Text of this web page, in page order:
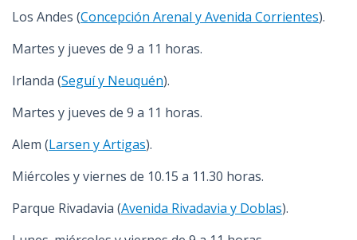
Los Andes (Concepción Arenal y Avenida Corrientes).
Martes y jueves de 9 a 11 horas.
Irlanda (Seguí y Neuquén).
Martes y jueves de 9 a 11 horas.
Alem (Larsen y Artigas).
Miércoles y viernes de 10.15 a 11.30 horas.
Parque Rivadavia (Avenida Rivadavia y Doblas).